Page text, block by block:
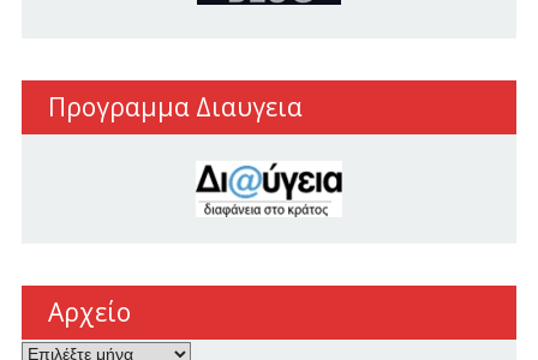
Προγραμμα Διαυγεια
Αρχείο
Αρχείο